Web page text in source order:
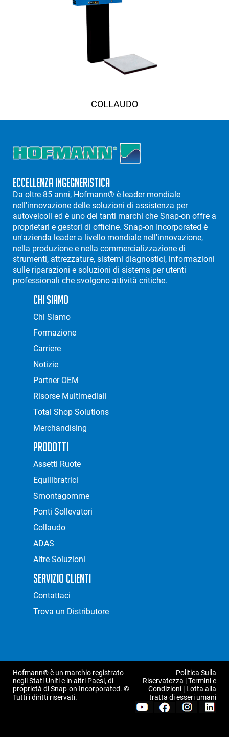
COLLAUDO
Eccellenza Ingegneristica
Da oltre 85 anni, Hofmann® è leader mondiale
nell'innovazione delle soluzioni di assistenza per
autoveicoli ed è uno dei tanti marchi che Snap-on offre a
proprietari e gestori di officine. Snap-on Incorporated è
un'azienda leader a livello mondiale nell'innovazione,
nella produzione e nella commercializzazione di
strumenti, attrezzature, sistemi diagnostici, informazioni
sulle riparazioni e soluzioni di sistema per utenti
professionali che svolgono attività critiche.
Chi Siamo
Chi Siamo
Formazione
Carriere
Notizie
Partner OEM
Risorse Multimediali
Total Shop Solutions
Merchandising
Prodotti
Assetti Ruote
Equilibratrici
Smontagomme
Ponti Sollevatori
Collaudo
ADAS
Altre Soluzioni
Servizio Clienti
Contattaci
Trova un Distributore
Hofmann® è un marchio registrato
negli Stati Uniti e in altri Paesi, di
proprietà di Snap-on Incorporated. ©
Tutti i diritti riservati.
Politica Sulla
Riservatezza |Termini e
Condizioni | Lotta alla
tratta di esseri umani